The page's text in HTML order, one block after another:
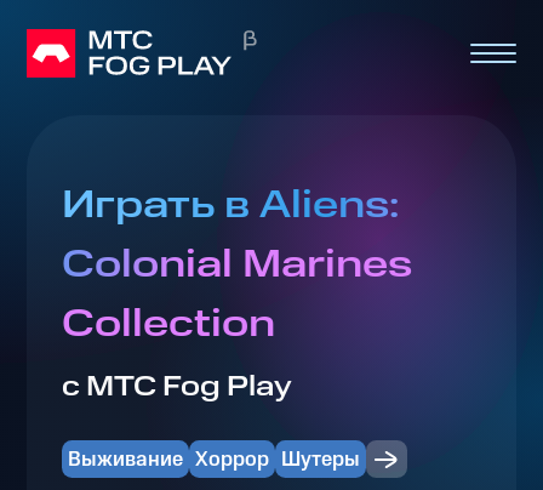
Играть в Aliens:
Colonial Marines
Collection
с МТС Fog Play
Выживание Хоррор Шутеры